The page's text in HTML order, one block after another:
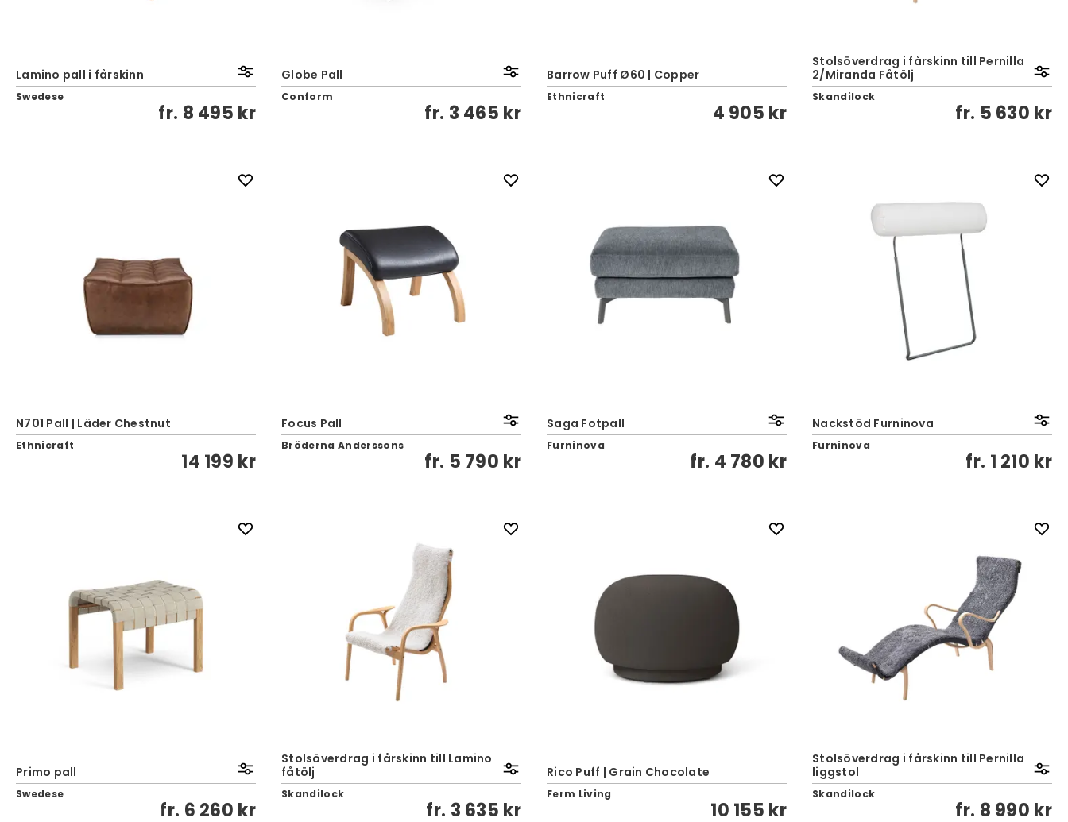
Lamino pall i fårskinn
Swedese
fr. 8 495 kr
Globe Pall
Conform
fr. 3 465 kr
Barrow Puff Ø60 | Copper
Ethnicraft
4 905 kr
Stolsöverdrag i fårskinn till Pernilla
2/Miranda Fåtölj
Skandilock
fr. 5 630 kr
N701 Pall | Läder Chestnut
Ethnicraft
14 199 kr
Focus Pall
Bröderna Anderssons
fr. 5 790 kr
Saga Fotpall
Furninova
fr. 4 780 kr
Nackstöd Furninova
Furninova
fr. 1 210 kr
Primo pall
Swedese
fr. 6 260 kr
Stolsöverdrag i fårskinn till Lamino
fåtölj
Skandilock
fr. 3 635 kr
Rico Puff | Grain Chocolate
Ferm Living
10 155 kr
Stolsöverdrag i fårskinn till Pernilla
liggstol
Skandilock
fr. 8 990 kr